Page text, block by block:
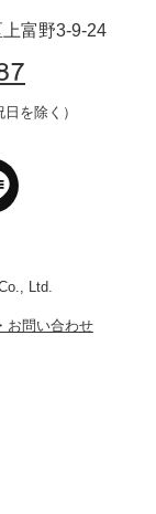
富野3-9-24
を除く）
Ltd.
お問い合わせ